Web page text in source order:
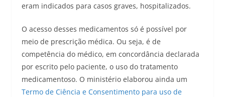
eram indicados para casos graves, hospitalizados.
O acesso desses medicamentos só é possível por
meio de prescrição médica. Ou seja, é de
competência do médico, em concordância declarada
por escrito pelo paciente, o uso do tratamento
medicamentoso. O ministério elaborou ainda um
Termo de Ciência e Consentimento para uso de